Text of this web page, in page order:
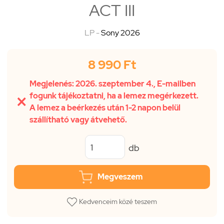
ACT III
LP -Sony 2026
8 990 Ft

Megjelenés: 2026. szeptember 4., E-mailben
fogunk tájékoztatni, ha a lemez megérkezett.
A lemez a beérkezés után 1-2 napon belül
szállítható vagy átvehető.
db
Megveszem
Kedvenceim közé teszem